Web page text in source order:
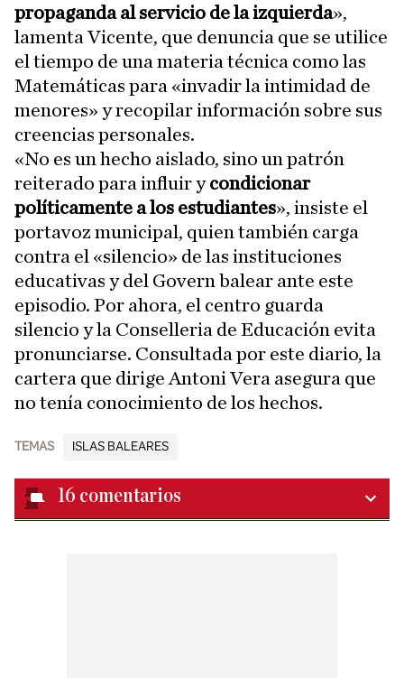
propaganda al servicio de la izquierda»,
lamenta Vicente, que denuncia que se utilice
el tiempo de una materia técnica como las
Matemáticas para «invadir la intimidad de
menores» y recopilar información sobre sus
creencias personales.
«No es un hecho aislado, sino un patrón
reiterado para influir ycondicionar
políticamente a los estudiantes», insiste el
portavoz municipal, quien también carga
contra el «silencio» de las instituciones
educativas y del Govern balear ante este
episodio. Por ahora, el centro guarda
silencio y la Conselleria de Educación evita
pronunciarse. Consultada por este diario, la
cartera que dirige Antoni Vera asegura que
no tenía conocimiento de los hechos.
TEMAS ISLAS BALEARES
16 comentarios